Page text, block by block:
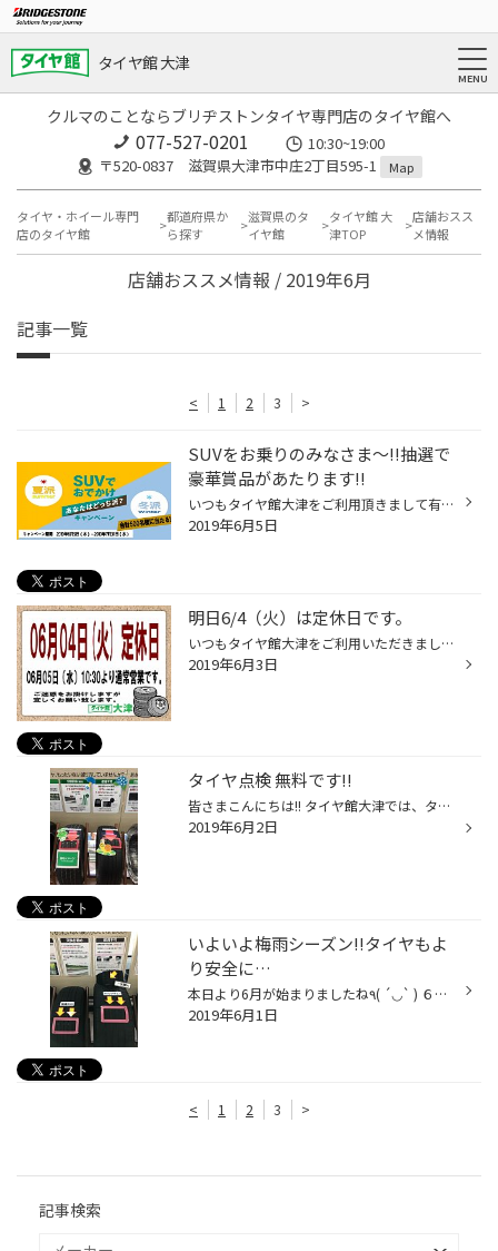
タイヤ館 大津
クルマのことならブリヂストンタイヤ専門店のタイヤ館へ
077-527-0201
10:30~19:00
〒520-0837 滋賀県大津市中庄2丁目595-1
Map
タイヤ・ホイール専門
店のタイヤ館
都道府県か
ら探す
滋賀県のタ
イヤ館
タイヤ館 大
津TOP
店舗おスス
メ情報
店舗おススメ情報 / 2019年6月
記事一覧
< 1 2 3 >
SUVをお乗りのみなさま～!!抽選で
豪華賞品があたります!!
いつもタイヤ館大津をご利用頂きまして有難う御座います★” SUVをお乗りのお客様に嬉しいお知らせですっ!! 6/5（水）～7/31（水）の期間中 ブリヂストンのSUV専用タイヤを4本お買い上げで 夏派・冬派のあなたにぴったりな賞品を抽選でプレゼント★” 対象商品：いずれかを4本セットでご購入されたお客...
2019年6月5日
明日6/4（火）は定休日です。
いつもタイヤ館大津をご利用いただきまして ありがとうございます(´•ㅅ•`)! 明日6/4（火）は定休日とさせて頂きます。 ご利用のお客様にはご迷惑をお掛け致しますが 宜しくお願い致します。 また6/5（水）10:30より元気に営業いたします♪” 安全点検、空気圧点検も無料でおこなっております☆” 2019年...
2019年6月3日
タイヤ点検 無料です!!
皆さまこんにちは!! タイヤ館大津では、タイヤの点検を無料で実施しております。 そろそろ梅雨の時期も近づいてきてますので、 雨の日も増えそうですね・・・＾＾； そんな梅雨時期こそ、タイヤは重要な役割を果たします!! 雨の日が増える梅雨時期、 ミゾが擦り減ったタイヤ（残り溝４ミリ以下）で...
2019年6月2日
いよいよ梅雨シーズン!!タイヤもよ
り安全に…
本日より6月が始まりましたね٩( ´◡` ) ６月と言えば…雨!!梅雨!! ですよね…(´；Д；`) じとじと嫌な季節です(´･ε･̥ˋ๑) ◎そんな季節は車の運転にも十分気をつけなければいけません!! 例えば、タイヤの溝! なかなかお出掛け前に確認したりしないですよね・・・ ですがこれからの時期とっても大切です!...
2019年6月1日
< 1 2 3 >
記事検索